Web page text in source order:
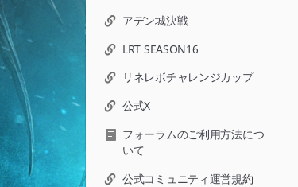
アデン城決戦
LRT SEASON16
リネレボチャレンジカップ
公式X
フォーラムのご利用方法につ
いて
公式コミュニティ運営規約